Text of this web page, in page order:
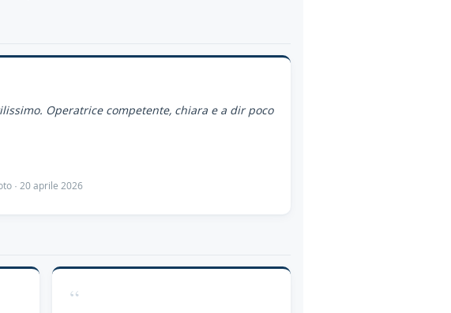
Operatrice competente, chiara e a dir poco
· 20 aprile 2026
“